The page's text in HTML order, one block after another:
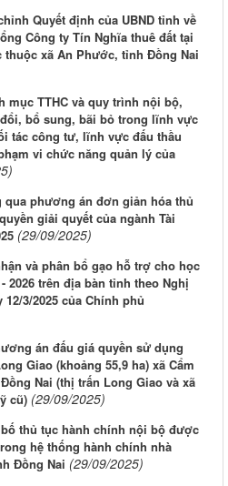
Quyết định của UBND tỉnh về
Công ty Tín Nghĩa thuê đất tại
xã An Phước, tỉnh Đồng Nai
mục TTHC và quy trình nội bộ,
bổ sung, bãi bỏ trong lĩnh vực
tác công tư, lĩnh vực đấu thầu
vi chức năng quản lý của
qua phương án đơn giản hóa thủ
giải quyết của ngành Tài
(29/09/2025)
và phân bổ gạo hỗ trợ cho học
2026 trên địa bàn tỉnh theo Nghị
3/2025 của Chính phủ
án đấu giá quyền sử dụng
Giao (khoảng 55,9 ha) xã Cẩm
Nai (thị trấn Long Giao và xã
cũ) (29/09/2025)
thủ tục hành chính nội bộ được
hệ thống hành chính nhà
Đồng Nai (29/09/2025)